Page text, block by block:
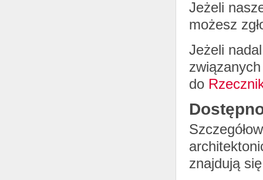
Jeżeli
możesz
Jeżeli
do
znajdują